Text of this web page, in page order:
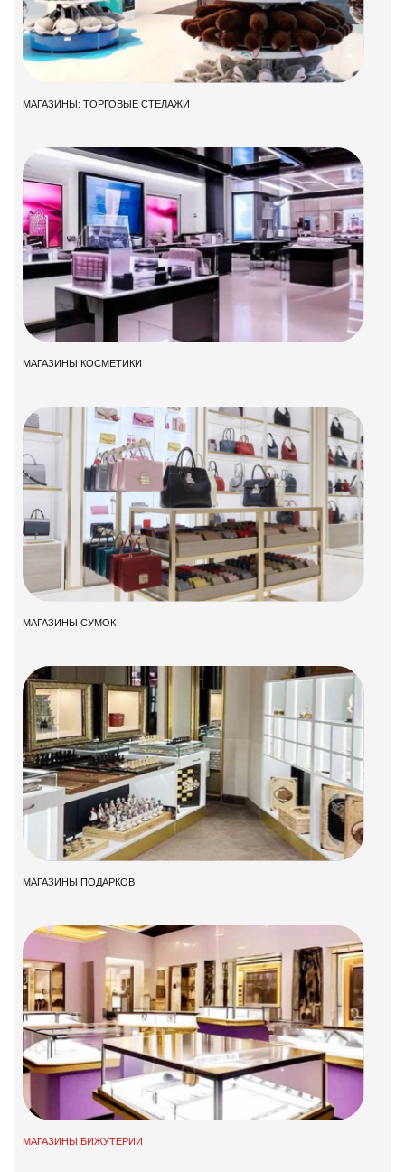
МАГАЗИНЫ: ТОРГОВЫЕ СТЕЛАЖИ
МАГАЗИНЫ КОСМЕТИКИ
МАГАЗИНЫ СУМОК
МАГАЗИНЫ ПОДАРКОВ
МАГАЗИНЫ БИЖУТЕРИИ